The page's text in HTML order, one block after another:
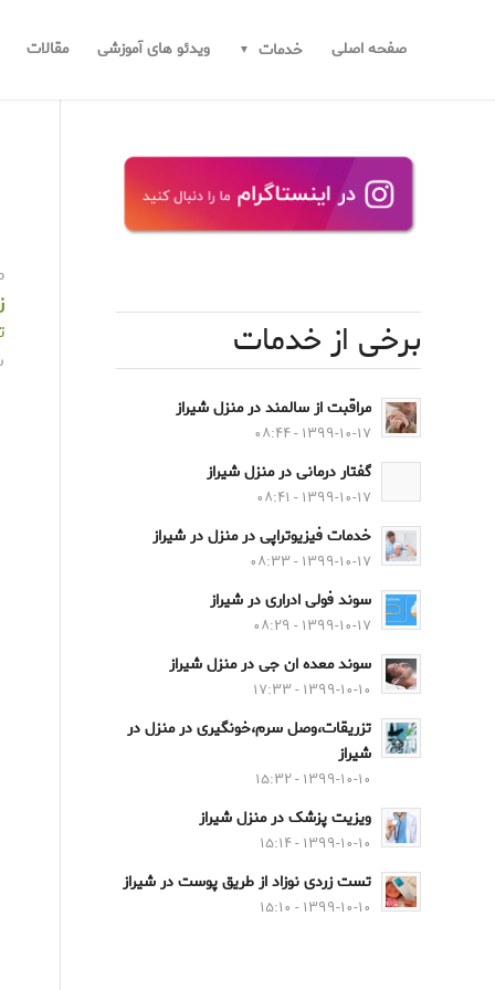
صفحه اصلی خدمات ویدئو های آموزشی مقالات
برخی از خدمات
مراقبت از سالمند در منزل شیراز
۱۳۹۹-۱۰-۱۷ - ۰۸:۴۴
گفتار درمانی در منزل شیراز
۱۳۹۹-۱۰-۱۷ - ۰۸:۴۱
خدمات فیزیوتراپی در منزل در شیراز
۱۳۹۹-۱۰-۱۷ - ۰۸:۳۳
سوند فولی ادراری در شیراز
۱۳۹۹-۱۰-۱۷ - ۰۸:۲۹
سوند معده ان جی در منزل شیراز
۱۳۹۹-۱۰-۱۰ - ۱۷:۳۳
تزریقات،وصل سرم،خونگیری در منزل در
شیراز
۱۳۹۹-۱۰-۱۰ - ۱۵:۳۲
ویزیت پزشک در منزل شیراز
۱۳۹۹-۱۰-۱۰ - ۱۵:۱۴
تست زردی نوزاد از طریق پوست در شیراز
۱۳۹۹-۱۰-۱۰ - ۱۵:۱۰